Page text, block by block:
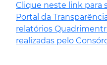
Clique neste link para
Portal da
relatórios
realizadas pelo